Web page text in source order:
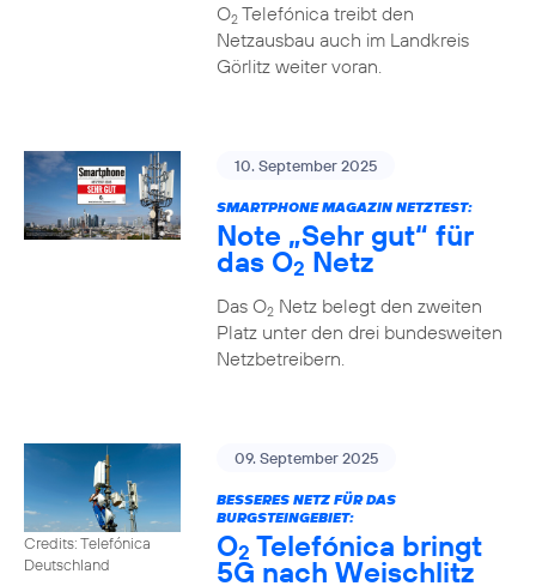
O2Telefónica treibt den
Netzausbau auch im Landkreis
Görlitz weiter voran.
10. September 2025
SMARTPHONE MAGAZIN NETZTEST:
Note „Sehr gut“ für
das O2 Netz
Das O2Netz belegt den zweiten
Platz unter den drei bundesweiten
Netzbetreibern.
Credits: Telefónica
Deutschland
09. September 2025
BESSERES NETZ FÜR DAS
BURGSTEINGEBIET:
O2 Telefónica bringt
5G nach Weischlitz